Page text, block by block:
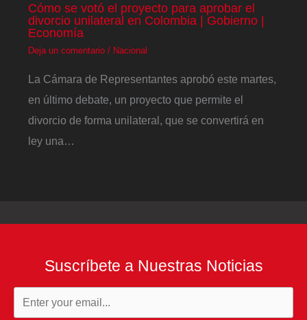
Cómo se votó el proyecto para aprobar el
divorcio unilateral en Colombia | Gobierno |
Economía
Deja un comentario / Nacional
La Cámara de Representantes aprobó este martes,
en último debate, un proyecto que permite el
divorcio de forma unilateral, que se convertirá en
ley una…
Suscríbete a Nuestras Noticias